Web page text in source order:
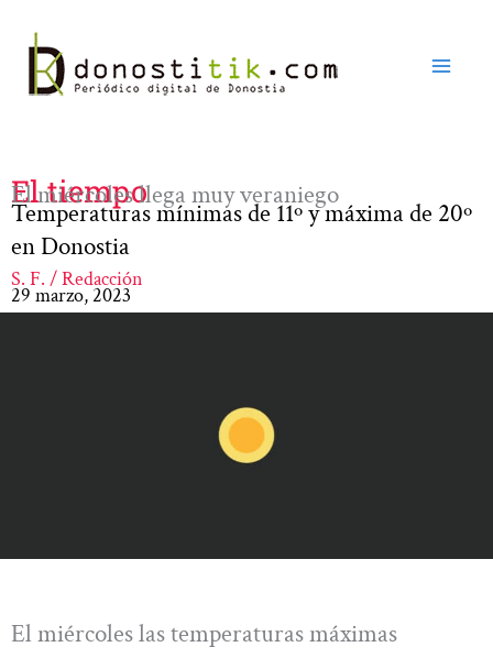
contenido
El tiempo
El miércoles llega muy veraniego
Temperaturas mínimas de 11º y máxima de 20º
en Donostia
S. F. / Redacción
29 marzo, 2023
El miércoles las temperaturas máximas